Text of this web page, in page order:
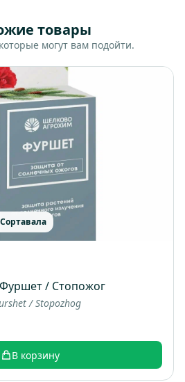
товары
могут вам подойти.
Сортавала
/ Стопожог
/ Stopozhog
В корзину